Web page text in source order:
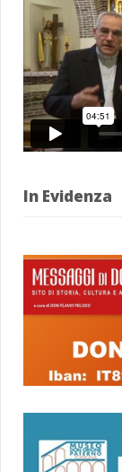
In Evidenza